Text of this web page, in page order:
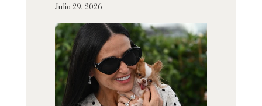
Julio 29, 2026